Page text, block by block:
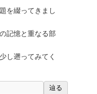
を綴ってきまし
記憶と重なる部
し遡ってみてく
辿る